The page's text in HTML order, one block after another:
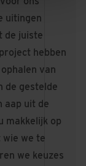
uitingen
de juiste
hebben
van
de gestelde
aap uit de
makkelijk op
we te
we keuzes